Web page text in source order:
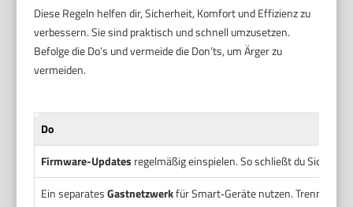
Diese Regeln helfen dir, Sicherheit, Komfort und Effizienz zu
verbessern. Sie sind praktisch und schnell umzusetzen.
Befolge die Do’s und vermeide die Don’ts, um Ärger zu
vermeiden.
Do
Firmware-Updates regelmäßig einspielen. So schließt du
Ein separatesGastnetzwerkfür Smart‑Geräte nutzen. Trennt